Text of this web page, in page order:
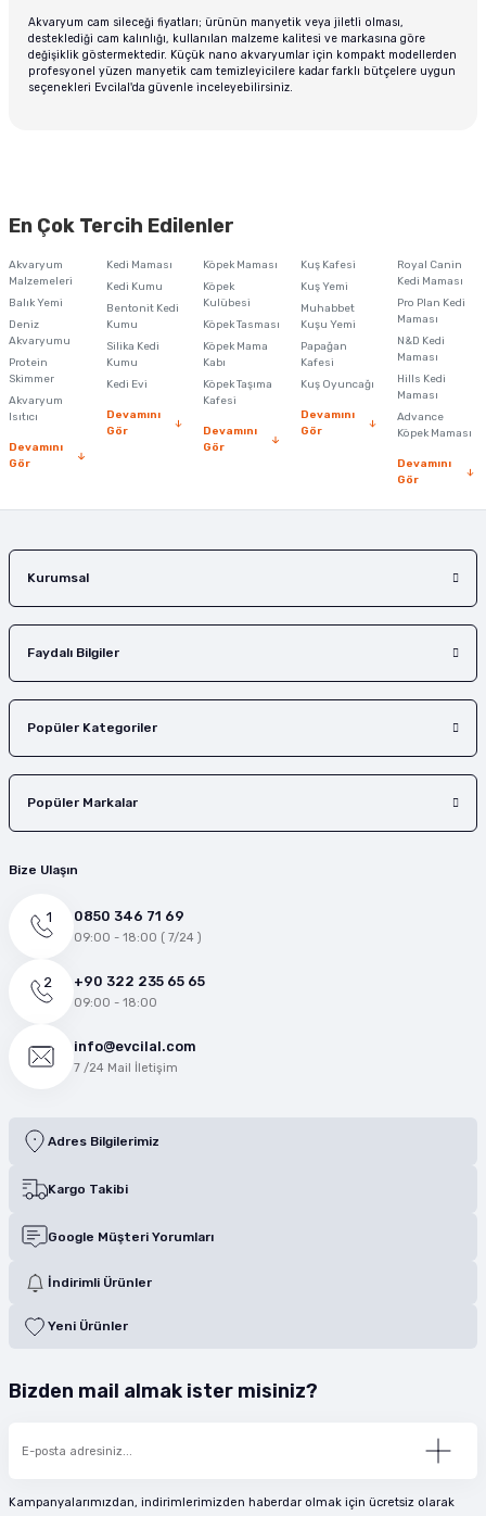
Akvaryum cam sileceği fiyatları; ürünün manyetik veya jiletli olması,
desteklediği cam kalınlığı, kullanılan malzeme kalitesi ve markasına göre
değişiklik göstermektedir. Küçük nano akvaryumlar için kompakt modellerden
profesyonel yüzen manyetik cam temizleyicilere kadar farklı bütçelere uygun
seçenekleri Evcilal'da güvenle inceleyebilirsiniz.
En Çok Tercih Edilenler
Akvaryum
Malzemeleri
Balık Yemi
Deniz
Akvaryumu
Protein
Skimmer
Akvaryum
Isıtıcı
Devamını
Gör
Kedi Maması
Kedi Kumu
Bentonit Kedi
Kumu
Silika Kedi
Kumu
Kedi Evi
Devamını
Gör
Köpek Maması
Köpek
Kulübesi
Köpek Tasması
Köpek Mama
Kabı
Köpek Taşıma
Kafesi
Devamını
Gör
Kuş Kafesi
Kuş Yemi
Muhabbet
Kuşu Yemi
Papağan
Kafesi
Kuş Oyuncağı
Devamını
Gör
Royal Canin
Kedi Maması
Pro Plan Kedi
Maması
N&D Kedi
Maması
Hills Kedi
Maması
Advance
Köpek Maması
Devamını
Gör
Kurumsal
Faydalı Bilgiler
Popüler Kategoriler
Popüler Markalar
Bize Ulaşın
0850 346 71 69
09:00 - 18:00 ( 7/24 )
+90 322 235 65 65
09:00 - 18:00
info@evcilal.com
7 /24 Mail İletişim
Adres Bilgilerimiz
Kargo Takibi
Google Müşteri Yorumları
İndirimli Ürünler
Yeni Ürünler
Bizden mail almak ister misiniz?
Kampanyalarımızdan, indirimlerimizden haberdar olmak için ücretsiz olarak